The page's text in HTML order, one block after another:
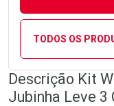
TODOS OS
Descrição Kit
Jubinha Leve 3